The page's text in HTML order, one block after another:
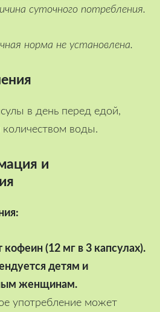
суточного потребления.
норма не установлена.
в день перед едой,
воды.
и
(12 мг в 3 капсулах).
детям и
женщинам.
употребление может